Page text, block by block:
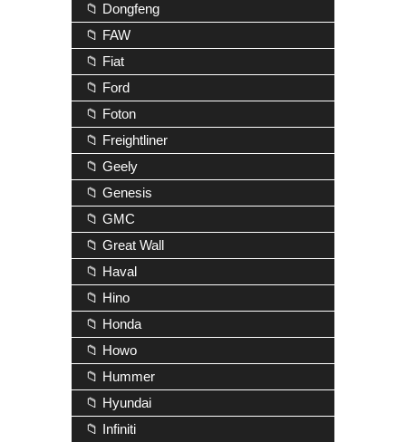
📁 Dongfeng
📁 FAW
📁 Fiat
📁 Ford
📁 Foton
📁 Freightliner
📁 Geely
📁 Genesis
📁 GMC
📁 Great Wall
📁 Haval
📁 Hino
📁 Honda
📁 Howo
📁 Hummer
📁 Hyundai
📁 Infiniti